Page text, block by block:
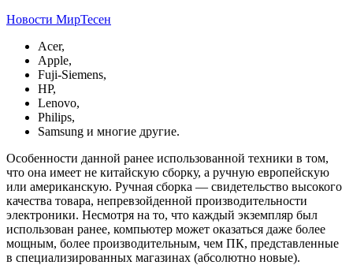
Новости МирТесен
Acer,
Apple,
Fuji-Siemens,
HP,
Lenovo,
Philips,
Samsung и многие другие.
Особенности данной ранее использованной техники в том,
что она имеет не китайскую сборку, а ручную европейскую
или американскую. Ручная сборка — свидетельство высокого
качества товара, непревзойденной производительности
электроники. Несмотря на то, что каждый экземпляр был
использован ранее, компьютер может оказаться даже более
мощным, более производительным, чем ПК, представленные
в специализированных магазинах (абсолютно новые).